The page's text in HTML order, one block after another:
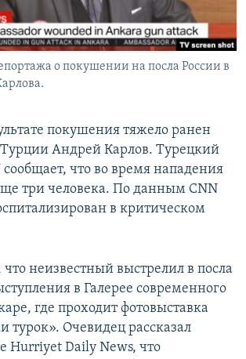
о покушении на посла России в
покушения тяжело ранен
Турции Андрей Карлов. Турецкий
сообщает, что во время нападения
три человека. По данным CNN
в критическом
неизвестный выстрелил в посла
в Галерее современного
где проходит фотовыставка
турок». Очевидец рассказал
Hurriyet Daily News, что